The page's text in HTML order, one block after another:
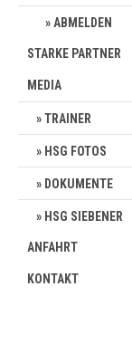
ABMELDEN
STARKE PARTNER
MEDIA
TRAINER
HSG FOTOS
DOKUMENTE
HSG SIEBENER
ANFAHRT
KONTAKT